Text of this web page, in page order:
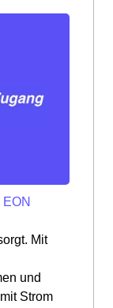
EON
Mit
und
Strom